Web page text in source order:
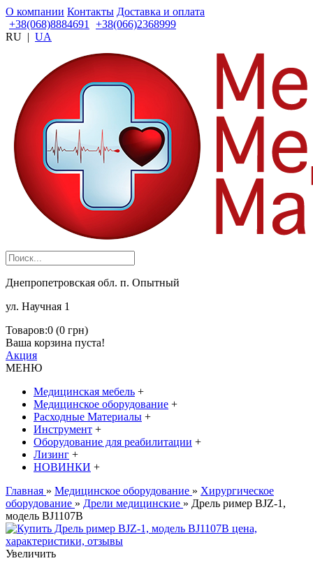
О компании Контакты Доставка и оплата
+38(068)8884691
+38(066)2368999
RU | UA
Днепропетровская обл. п. Опытный
ул. Научная 1
Товаров:0 (0 грн)
Ваша корзина пуста!
Акция
МЕНЮ
Медицинская мебель +
Медицинское оборудование +
Расходные Материалы +
Инструмент +
Оборудование для реабилитации +
Лизинг +
НОВИНКИ +
Главная » Медицинское оборудование » Хирургическое
оборудование » Дрели медицинские » Дрель ример BJZ-1,
модель BJ1107В
Увеличить